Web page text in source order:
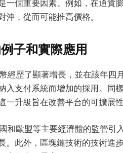
一個重要因素。例如，在通貨
沖，從而可能推高價格。
子和實際應用
經歷了顯著增長，並在該年四
入支付系統而增加的採用。同
一升級旨在改善平台的可擴展性
和歐盟等主要經濟體的監管引
。此外，區塊鏈技術的技術進